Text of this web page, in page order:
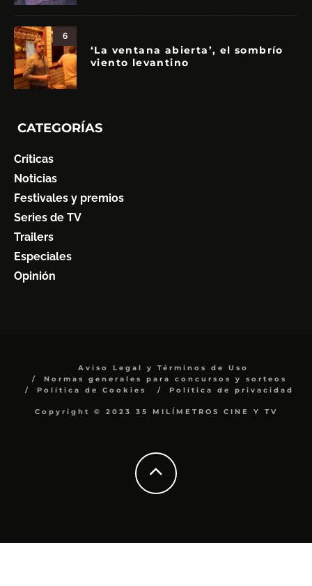
6
‘La ventana abierta’, el sombrío
viento levantino
CATEGORÍAS
Críticas
Noticias
Festivales y premios
Series de TV
Trailers
Especiales
Opinión
Aviso Legal y Términos de Uso
Normas generales para concursos y sorteos
Política de Cookies
Política de privacidad
Copyright © 2023 35 MILÍMETROS CINE Y TV